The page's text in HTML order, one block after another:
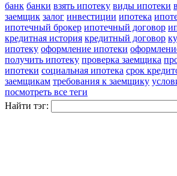
банк банки взять ипотеку виды ипотеки
заемщик залог инвестиции ипотека
ипотечный брокер ипотечный договор
кредитная история кредитный договор
ипотеку оформление ипотеки
получить ипотеку проверка заемщика
ипотеки социальная ипотека срок
заемщикам требования к заемщику
посмотреть все теги
Найти тэг: